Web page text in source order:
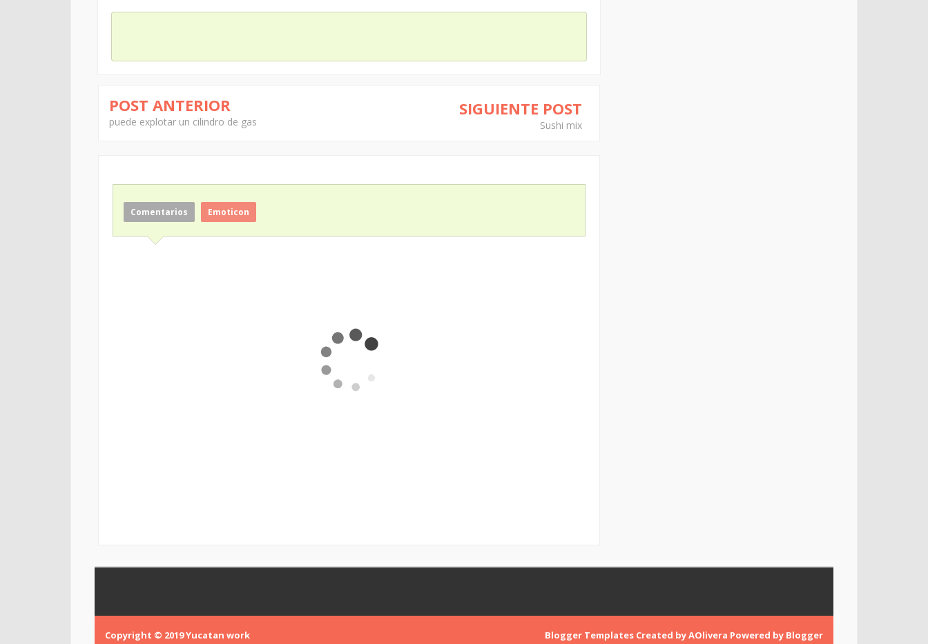
POST ANTERIOR
puede explotar un cilindro de gas
SIGUIENTE POST
Sushi mix
Comentarios Emoticon
Copyright © 2019Yucatan work Blogger Templates Created byAOlivera Powered by Blogger